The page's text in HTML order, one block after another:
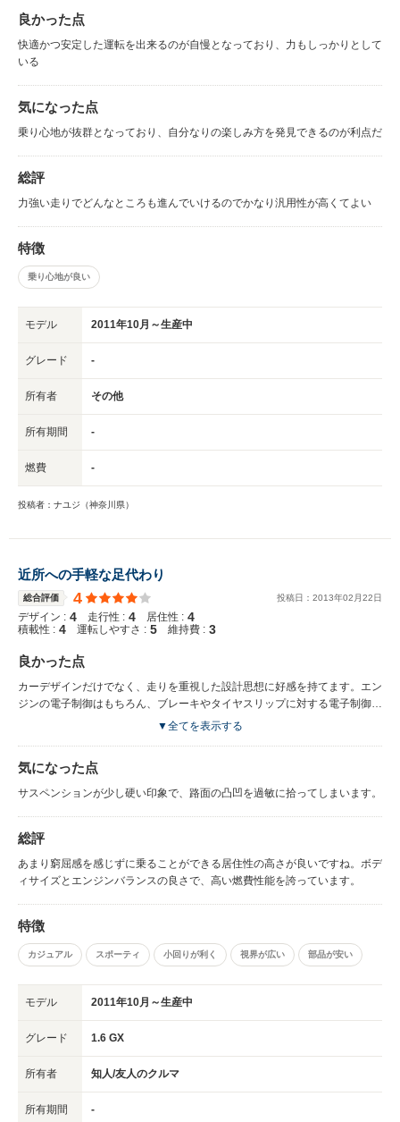
良かった点
快適かつ安定した運転を出来るのが自慢となっており、力もしっかりとして
いる
気になった点
乗り心地が抜群となっており、自分なりの楽しみ方を発見できるのが利点だ
総評
力強い走りでどんなところも進んでいけるのでかなり汎用性が高くてよい
特徴
乗り心地が良い
モデル 2011年10月～生産中
グレード -
所有者 その他
所有期間 -
燃費 -
投稿者：ナユジ（神奈川県）
近所への手軽な足代わり
総合評価 4 投稿日： 2013年02 月22日
デザイン : 4 走行性 : 4 居住性 : 4
積載性 : 4 運転しやすさ : 5 維持費 : 3
良かった点
カーデザインだけでなく、走りを重視した設計思想に好感を持てます。エン
ジンの電子制御はもちろん、ブレーキやタイヤスリップに対する電子制御デ
バイスがたくさん装備されています。▼全てを表示する
気になった点
サスペンションが少し硬い印象で、路面の凸凹を過敏に拾ってしまいます。
総評
あまり窮屈感を感じずに乗ることができる居住性の高さが良いですね。ボデ
ィサイズとエンジンバランスの良さで、高い燃費性能を誇っています。
特徴
カジュアル スポーティ 小回りが利く 視界が広い 部品が安い
モデル 2011年10月～生産中
グレード 1.6 GX
所有者 知人/友人のクルマ
所有期間 -